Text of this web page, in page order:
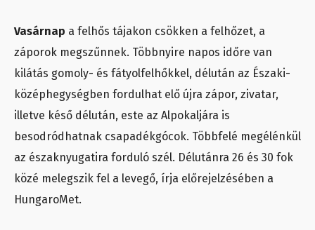
Vasárnap a felhős tájakon csökken a felhőzet, a
záporok megszűnnek. Többnyire napos időre van
kilátás gomoly- és fátyolfelhőkkel, délután az Északi-
középhegységben fordulhat elő újra zápor, zivatar,
illetve késő délután, este az Alpokaljára is
besodródhatnak csapadékgócok. Többfelé megélénkül
az északnyugatira forduló szél. Délutánra 26 és 30 fok
közé melegszik fel a levegő, írja előrejelzésében a
HungaroMet.